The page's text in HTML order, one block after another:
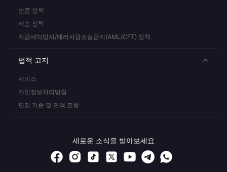
반품 정책
배송 정책
자금세탁방지/테러자금조달금지(AML/CFT) 정책
법적 고지
서비스
개인정보처리방침
편집 기준 및 면책 조항
새로운 소식을 받아보세요